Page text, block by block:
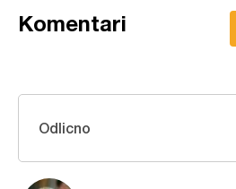
Komentari
Odlicno